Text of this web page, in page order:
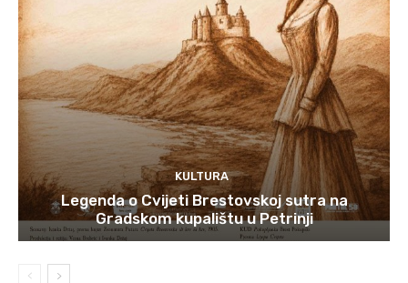
KULTURA
Legenda o Cvijeti Brestovskoj sutra na
Gradskom kupalištu u Petrinji